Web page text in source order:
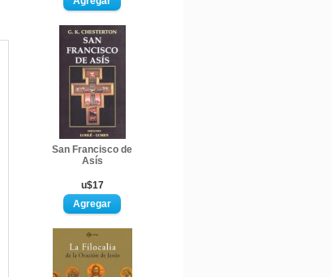
San Francisco de
Asís
u$17